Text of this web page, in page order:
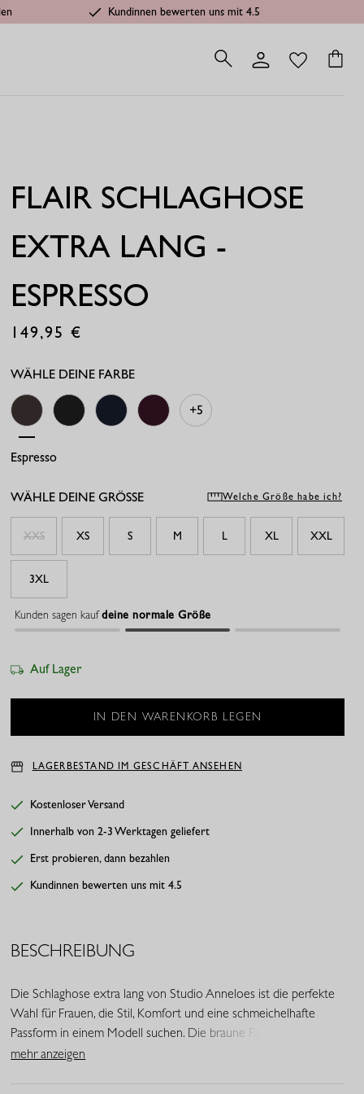
Kundinnen bewerten uns mit 4.5
FLAIR SCHLAGHOSE
EXTRA LANG -
ESPRESSO
149,95
WÄHLE DEINE FARBE
EspressoSchwarz
+5
WÄHLE DEINE GRÖSSE Welche Größe habe ich?
XXS XS S M L XL XXL
3XL
Kunden sagen kaufdeine normale Größe
Auf Lager
LAGERBESTAND IM GESCHÄFT ANSEHEN
Kostenloser Versand
Innerhalb von 2-3 Werktagen geliefert
Erst probieren, dann bezahlen
Kundinnen bewerten uns mit 4.5
BESCHREIBUNG
Die Schlaghose extra lang von Studio Anneloes ist die perfekte
Wahl für Frauen, die Stil, Komfort und eine schmeichelhafte
Passform in einem Modell suchen. Die braune Farbe verleiht der
Hose eine klassische, feminine Ausstrahlung, während der Flared
mehr anzeigen